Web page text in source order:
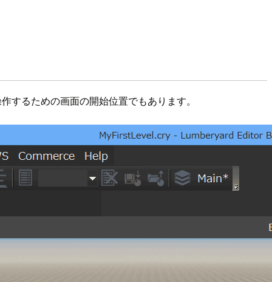
るための画面の開始位置でもあります。